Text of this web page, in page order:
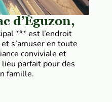
d’Éguzon,
*** est l’endroit
s’amuser en toute
conviviale et
parfait pour des
famille.